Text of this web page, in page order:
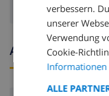
Ankunfts- und
verbessern.
unserer
Verwendung
Cookie-
Informationen
ALLE